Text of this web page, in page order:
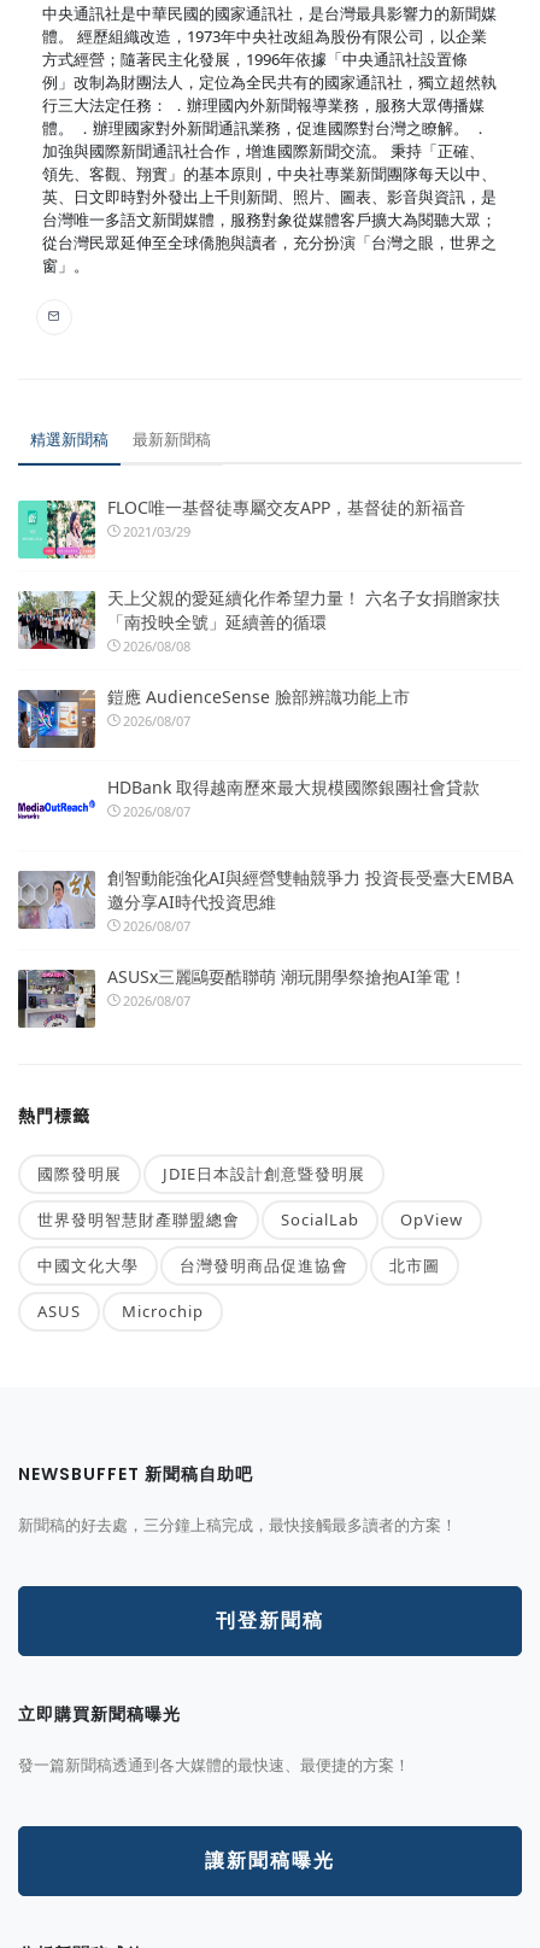
中央通訊社是中華民國的國家通訊社，是台灣最具影響力的新聞媒
體。 經歷組織改造，1973年中央社改組為股份有限公司，以企業
方式經營；隨著民主化發展，1996年依據「中央通訊社設置條
例」改制為財團法人，定位為全民共有的國家通訊社，獨立超然執
行三大法定任務： ．辦理國內外新聞報導業務，服務大眾傳播媒
體。 ．辦理國家對外新聞通訊業務，促進國際對台灣之瞭解。 ．
加強與國際新聞通訊社合作，增進國際新聞交流。 秉持「正確、
領先、客觀、翔實」的基本原則，中央社專業新聞團隊每天以中、
英、日文即時對外發出上千則新聞、照片、圖表、影音與資訊，是
台灣唯一多語文新聞媒體，服務對象從媒體客戶擴大為閱聽大眾；
從台灣民眾延伸至全球僑胞與讀者，充分扮演「台灣之眼，世界之
窗」。
精選新聞稿 最新新聞稿
FLOC唯一基督徒專屬交友APP，基督徒的新福音
2021/03/29
天上父親的愛延續化作希望力量！ 六名子女捐贈家扶
「南投映全號」延續善的循環
2026/08/08
鎧應 AudienceSense 臉部辨識功能上市
2026/08/07
HDBank 取得越南歷來最大規模國際銀團社會貸款
2026/08/07
創智動能強化AI與經營雙軸競爭力 投資長受臺大EMBA
邀分享AI時代投資思維
2026/08/07
ASUSx三麗鷗耍酷聯萌 潮玩開學祭搶抱AI筆電！
2026/08/07
熱門標籤
國際發明展 JDIE日本設計創意暨發明展
世界發明智慧財產聯盟總會 SocialLab OpView
中國文化大學 台灣發明商品促進協會 北市圖
ASUS Microchip
NEWSBUFFET 新聞稿自助吧
新聞稿的好去處，三分鐘上稿完成，最快接觸最多讀者的方案！
刊登新聞稿
立即購買新聞稿曝光
發一篇新聞稿透通到各大媒體的最快速、最便捷的方案！
讓新聞稿曝光